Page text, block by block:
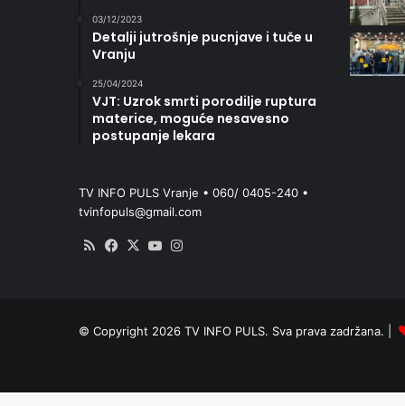
03/12/2023
Detalji jutrošnje pucnjave i tuče u
Vranju
25/04/2024
VJT: Uzrok smrti porodilje ruptura
materice, moguće nesavesno
postupanje lekara
TV INFO PULS Vranje • 060/ 0405-240 •
tvinfopuls@gmail.com
RSS Facebook
X YouTube
© Copyright 2026 TV INFO PULS. Sva prava zadržana. |